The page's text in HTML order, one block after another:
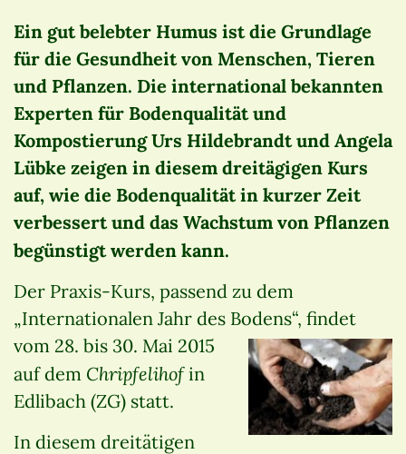
Ein gut belebter Humus ist die Grundlage
für die Gesundheit von Menschen, Tieren
und Pflanzen. Die international bekannten
Experten für Bodenqualität und
Kompostierung Urs Hildebrandt und Angela
Lübke zeigen in diesem dreitägigen Kurs
auf, wie die Bodenqualität in kurzer Zeit
verbessert und das Wachstum von Pflanzen
begünstigt werden kann.
Der Praxis-Kurs, passend zu dem
„Internationalen Jahr des Bodens“, findet
vom 28. bis 30. Mai 2015
auf dem Chripfelihofin
Edlibach (ZG) statt.
In diesem dreitätigen